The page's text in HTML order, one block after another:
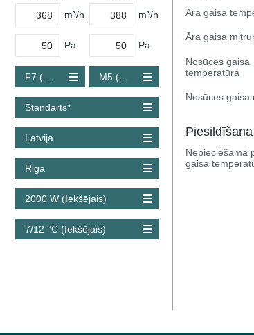
m³/h m³/h
Pa Pa
M5 (Coarse 80 %)
Standarts*
Latvija
Riga
2000 W (Iekšējais)
7/12 °C (Iekšējais)
Āra gaisa
Āra gaisa
Nosūces gaisa
temperatūra
Nosūces gaisa
Piesildīšana
Nepieciešamā
gaisa